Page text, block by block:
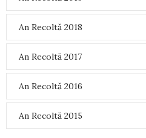
An Recoltă 2018
An Recoltă 2017
An Recoltă 2016
An Recoltă 2015